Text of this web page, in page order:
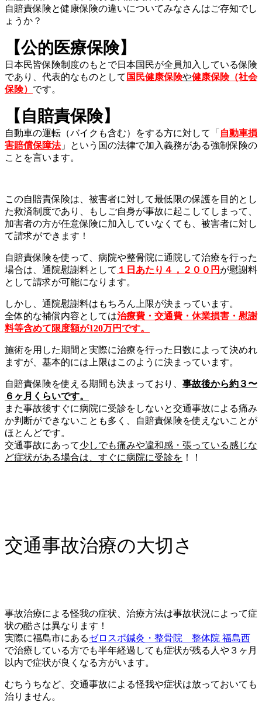
自賠責保険と健康保険の違いについてみなさんはご存知でし
ょうか？
【公的医療保険】
日本民皆保険制度のもとで日本国民が全員加入している保険
であり、代表的なものとして 国民健康保険や健康保険（社会
保険） です。
【自賠責保険】
自動車の運転（バイクも含む）をする方に対して「 自動車損
害賠償保障法」という国の法律で加入義務がある強制保険の
ことを言います。
この自賠責保険は、被害者に対して最低限の保護を目的とし
た救済制度であり、もしご自身が事故に起こしてしまって、
加害者の方が任意保険に加入していなくても、被害者に対し
て請求ができます！
自賠責保険を使って、病院や整骨院に通院して治療を行った
場合は、通院慰謝料として １日あたり４，２００円 が慰謝料
として請求が可能になります。
しかし、通院慰謝料はもちろん上限が決まっています。
全体的な補償内容としては治療費・交通費・休業損害・慰謝
料等含めて限度額が120万円です。
施術を用した期間と実際に治療を行った日数によって決めれ
ますが、基本的には上限はこのように決まっています。
自賠責保険を使える期間も決まっており、 事故後から約３〜
６ヶ月くらいです。
また事故後すぐに病院に受診をしないと交通事故による痛み
か判断ができないことも多く、自賠責保険を使えないことが
ほとんどです。
交通事故にあって少しでも痛みや違和感・張っている感じな
ど症状がある場合は、すぐに病院に受診を ！！
交通事故治療の大切さ
事故治療による怪我の症状、治療方法は事故状況によって症
状の酷さは異なります！
実際に福島市にあるゼロスポ鍼灸・整骨院 整体院 福島西
で治療している方でも半年経過しても症状が残る人や３ヶ月
以内で症状が良くなる方がいます。
むちうちなど、交通事故による怪我や症状は放っておいても
治りません。